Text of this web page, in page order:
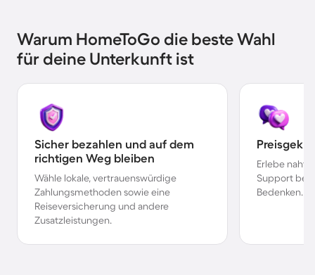
Warum HomeToGo die beste Wahl
für deine Unterkunft ist
Sicher bezahlen und auf dem
richtigen Weg bleiben
Wähle lokale, vertrauenswürdige
Zahlungsmethoden sowie eine
Reiseversicherung und andere
Zusatzleistungen.
Erlebe
Support bei
Bedenken.